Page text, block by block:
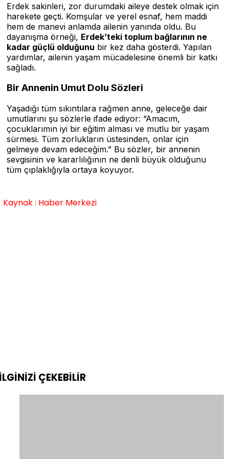
Erdek sakinleri, zor durumdaki aileye destek olmak için
harekete geçti. Komşular ve yerel esnaf, hem maddi
hem de manevi anlamda ailenin yanında oldu. Bu
dayanışma örneği, Erdek’teki toplum bağlarının ne
kadar güçlü olduğunu bir kez daha gösterdi. Yapılan
yardımlar, ailenin yaşam mücadelesine önemli bir katkı
sağladı.
Bir Annenin Umut Dolu Sözleri
Yaşadığı tüm sıkıntılara rağmen anne, geleceğe dair
umutlarını şu sözlerle ifade ediyor: “Amacım,
çocuklarımın iyi bir eğitim alması ve mutlu bir yaşam
sürmesi. Tüm zorlukların üstesinden, onlar için
gelmeye devam edeceğim.” Bu sözler, bir annenin
sevgisinin ve kararlılığının ne denli büyük olduğunu
tüm çıplaklığıyla ortaya koyuyor.
: Haber Merkezi
ÇEKEBİLİR